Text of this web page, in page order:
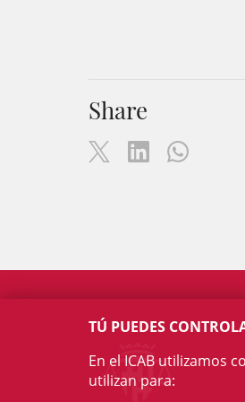
Share
TÚ PUEDES
En el ICAB utilizamos
utilizan para: